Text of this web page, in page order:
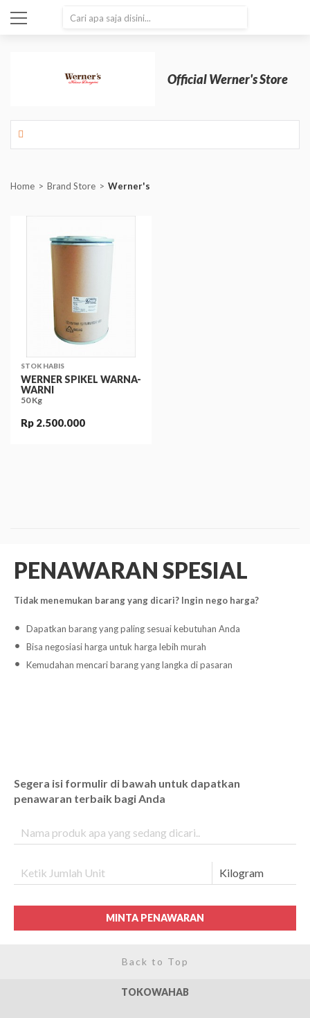
Official Werner's Store
Home Brand Store Werner's
STOK HABIS
WERNER SPIKEL WARNA-
WARNI
50 Kg
Rp 2.500.000
PENAWARAN SPESIAL
Tidak menemukan barang yang dicari? Ingin nego harga?
Dapatkan barang yang paling sesuai kebutuhan Anda
Bisa negosiasi harga untuk harga lebih murah
Kemudahan mencari barang yang langka di pasaran
Segera isi formulir di bawah untuk dapatkan
penawaran terbaik bagi Anda
MINTA PENAWARAN
Back to Top
TOKOWAHAB